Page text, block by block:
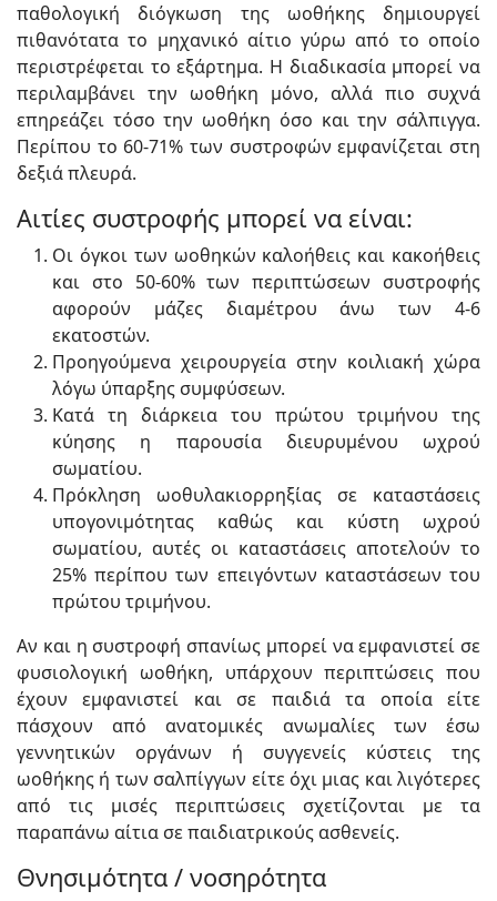
παθολογική διόγκωση της ωοθήκης δημιουργεί
πιθανότατα το μηχανικό αίτιο γύρω από το οποίο
περιστρέφεται το εξάρτημα. Η διαδικασία μπορεί να
περιλαμβάνει την ωοθήκη μόνο, αλλά πιο συχνά
επηρεάζει τόσο την ωοθήκη όσο και την σάλπιγγα.
Περίπου το 60-71% των συστροφών εμφανίζεται στη
δεξιά πλευρά.
Αιτίες συστροφής μπορεί να είναι:
Οι όγκοι των ωοθηκών καλοήθεις και κακοήθεις
και στο 50-60% των περιπτώσεων συστροφής
αφορούν μάζες διαμέτρου άνω των 4-6
εκατοστών.
Προηγούμενα χειρουργεία στην κοιλιακή χώρα
λόγω ύπαρξης συμφύσεων.
Κατά τη διάρκεια του πρώτου τριμήνου της
κύησης η παρουσία διευρυμένου ωχρού
σωματίου.
Πρόκληση ωοθυλακιορρηξίας σε καταστάσεις
υπογονιμότητας καθώς και κύστη ωχρού
σωματίου, αυτές οι καταστάσεις αποτελούν το
25% περίπου των επειγόντων καταστάσεων του
πρώτου τριμήνου.
Αν και η συστροφή σπανίως μπορεί να εμφανιστεί σε
φυσιολογική ωοθήκη, υπάρχουν περιπτώσεις που
έχουν εμφανιστεί και σε παιδιά τα οποία είτε
πάσχουν από ανατομικές ανωμαλίες των έσω
γεννητικών οργάνων ή συγγενείς κύστεις της
ωοθήκης ή των σαλπίγγων είτε όχι μιας και λιγότερες
από τις μισές περιπτώσεις σχετίζονται με τα
παραπάνω αίτια σε παιδιατρικούς ασθενείς.
Θνησιμότητα / νοσηρότητα